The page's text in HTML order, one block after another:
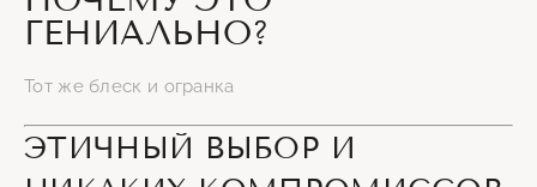
ГЕНИАЛЬНО?
Тот же блеск и огранка
ЭТИЧНЫЙ ВЫБОР И